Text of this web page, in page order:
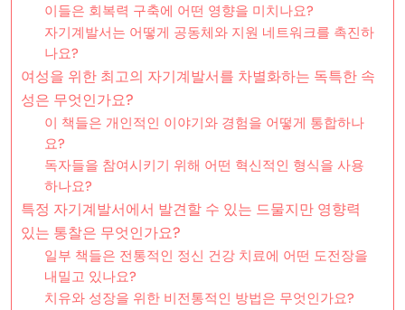
이들은 회복력 구축에 어떤 영향을 미치나요?
자기계발서는 어떻게 공동체와 지원 네트워크를 촉진하
나요?
여성을 위한 최고의 자기계발서를 차별화하는 독특한 속
성은 무엇인가요?
이 책들은 개인적인 이야기와 경험을 어떻게 통합하나
요?
독자들을 참여시키기 위해 어떤 혁신적인 형식을 사용
하나요?
특정 자기계발서에서 발견할 수 있는 드물지만 영향력
있는 통찰은 무엇인가요?
일부 책들은 전통적인 정신 건강 치료에 어떤 도전장을
내밀고 있나요?
치유와 성장을 위한 비전통적인 방법은 무엇인가요?